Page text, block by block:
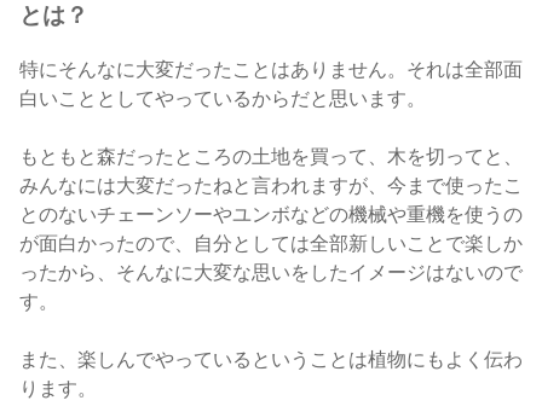
とは？
特にそんなに大変だったことはありません。それは全部面
白いこととしてやっているからだと思います。
もともと森だったところの土地を買って、木を切ってと、
みんなには大変だったねと言われますが、今まで使ったこ
とのないチェーンソーやユンボなどの機械や重機を使うの
が面白かったので、自分としては全部新しいことで楽しか
ったから、そんなに大変な思いをしたイメージはないので
す。
また、楽しんでやっているということは植物にもよく伝わ
ります。